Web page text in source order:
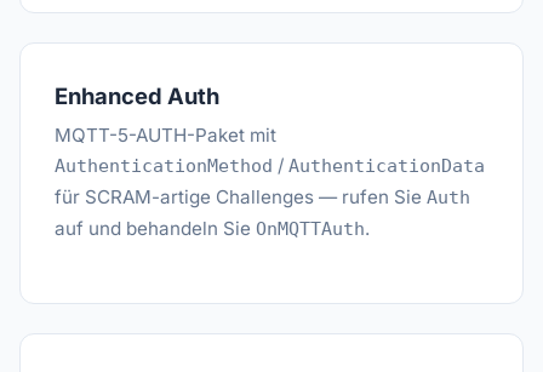
Enhanced Auth
MQTT-5-AUTH-Paket mit
AuthenticationMethod / AuthenticationData
für SCRAM-artige Challenges — rufen Sie Auth
auf und behandeln Sie OnMQTTAuth.